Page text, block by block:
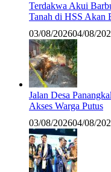
Terdakwa Akui
Tanah di HSS Akan
03/08/202604/08/
Jalan Desa
Akses Warga Putus
03/08/202604/08/